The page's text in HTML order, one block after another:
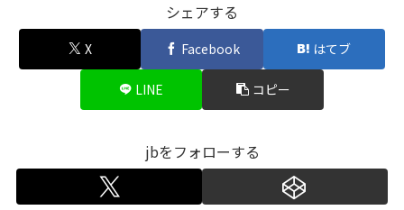
シェアする
X Facebook はてブ
LINE コピー
jbをフォローする